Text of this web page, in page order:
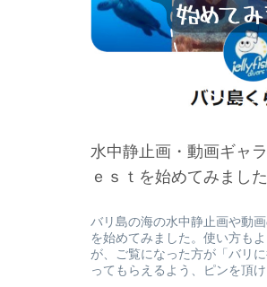
水中静止画・動画ギャ
ｅｓｔを始めてみました
バリ島の海の水中静止画や動
を始めてみました。使い方も
が、ご覧になった方が「バリ
ってもらえるよう、ピンを頂